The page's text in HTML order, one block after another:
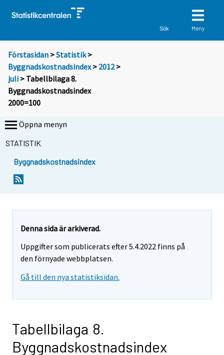
Sök Meny
Förstasidan >Statistik >
Byggnadskostnadsindex> 2012>
juli > Tabellbilaga 8.
Byggnadskostnadsindex
2000=100
Öppna menyn
STATISTIK
Byggnadskostnadsindex
Denna sida är arkiverad.
Uppgifter som publicerats efter 5.4.2022 finns på
den förnyade webbplatsen.
Gå till den nya statistiksidan.
Tabellbilaga 8.
Byggnadskostnadsindex